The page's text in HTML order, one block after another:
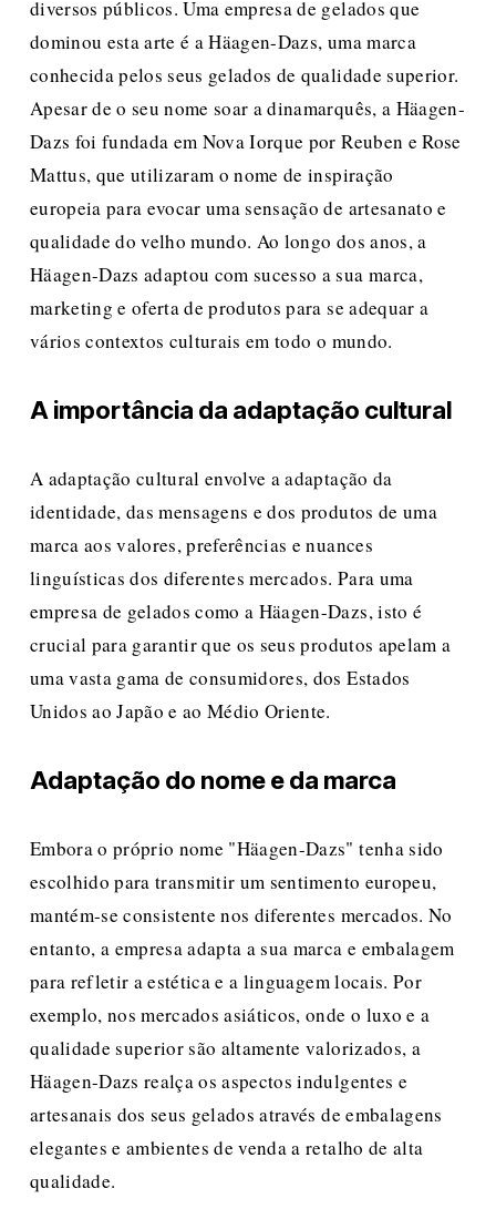
diversos públicos. Uma empresa de gelados que
dominou esta arte é a Häagen-Dazs, uma marca
conhecida pelos seus gelados de qualidade superior.
Apesar de o seu nome soar a dinamarquês, a Häagen-
Dazs foi fundada em Nova Iorque por Reuben e Rose
Mattus, que utilizaram o nome de inspiração
europeia para evocar uma sensação de artesanato e
qualidade do velho mundo. Ao longo dos anos, a
Häagen-Dazs adaptou com sucesso a sua marca,
marketing e oferta de produtos para se adequar a
vários contextos culturais em todo o mundo.
A importância da adaptação cultural
A adaptação cultural envolve a adaptação da
identidade, das mensagens e dos produtos de uma
marca aos valores, preferências e nuances
linguísticas dos diferentes mercados. Para uma
empresa de gelados como a Häagen-Dazs, isto é
crucial para garantir que os seus produtos apelam a
uma vasta gama de consumidores, dos Estados
Unidos ao Japão e ao Médio Oriente.
Adaptação do nome e da marca
Embora o próprio nome "Häagen-Dazs" tenha sido
escolhido para transmitir um sentimento europeu,
mantém-se consistente nos diferentes mercados. No
entanto, a empresa adapta a sua marca e embalagem
para refletir a estética e a linguagem locais. Por
exemplo, nos mercados asiáticos, onde o luxo e a
qualidade superior são altamente valorizados, a
Häagen-Dazs realça os aspectos indulgentes e
artesanais dos seus gelados através de embalagens
elegantes e ambientes de venda a retalho de alta
qualidade.